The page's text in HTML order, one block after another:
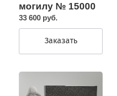
могилу № 15000
33 600 руб.
Заказать